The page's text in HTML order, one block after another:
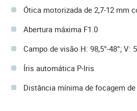
Ótica motorizada de 2,7-12 mm
Abertura máxima F1.0
Campo de visão H: 98,5°-48°; V:
Íris automática P-Iris
Distância mínima de focagem de